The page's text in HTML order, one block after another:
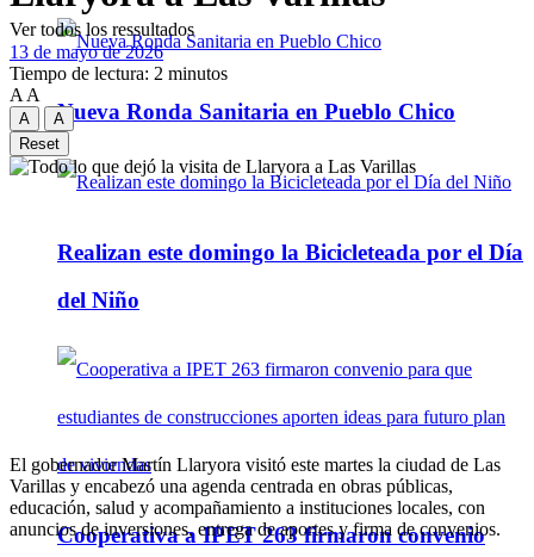
Nueva Ronda Sanitaria en Pueblo Chico
Realizan este domingo la Bicicleteada por el Día
del Niño
Cooperativa a IPET 263 firmaron convenio
Ver todos los ressultados
13 de mayo de 2026
Tiempo de lectura: 2 minutos
A A
A
A
Reset
El gobernador Martín Llaryora visitó este martes la ciudad de Las
Varillas y encabezó una agenda centrada en obras públicas,
educación, salud y acompañamiento a instituciones locales, con
anuncios de inversiones, entrega de aportes y firma de convenios.